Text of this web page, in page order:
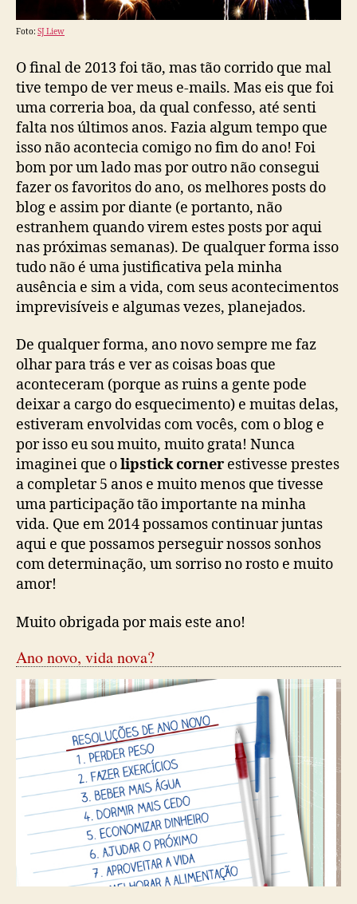
Foto: SJ Liew
O final de 2013 foi tão, mas tão corrido que mal
tive tempo de ver meus e-mails. Mas eis que foi
uma correria boa, da qual confesso, até senti
falta nos últimos anos. Fazia algum tempo que
isso não acontecia comigo no fim do ano! Foi
bom por um lado mas por outro não consegui
fazer os favoritos do ano, os melhores posts do
blog e assim por diante (e portanto, não
estranhem quando virem estes posts por aqui
nas próximas semanas). De qualquer forma isso
tudo não é uma justificativa pela minha
ausência e sim a vida, com seus acontecimentos
imprevisíveis e algumas vezes, planejados.
De qualquer forma, ano novo sempre me faz
olhar para trás e ver as coisas boas que
aconteceram (porque as ruins a gente pode
deixar a cargo do esquecimento) e muitas delas,
estiveram envolvidas com vocês, com o blog e
por isso eu sou muito, muito grata! Nunca
imaginei que olipstick corner estivesse prestes
a completar 5 anos e muito menos que tivesse
uma participação tão importante na minha
vida. Que em 2014 possamos continuar juntas
aqui e que possamos perseguir nossos sonhos
com determinação, um sorriso no rosto e muito
amor!
Muito obrigada por mais este ano!
Ano novo, vida nova?